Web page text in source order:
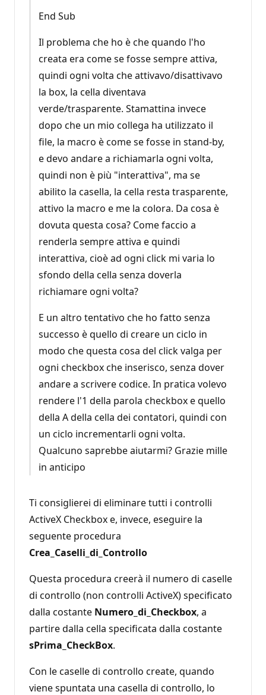
End Sub
Il problema che ho è che quando l'ho
creata era come se fosse sempre attiva,
quindi ogni volta che attivavo/disattivavo
la box, la cella diventava
verde/trasparente. Stamattina invece
dopo che un mio collega ha utilizzato il
file, la macro è come se fosse in stand-by,
e devo andare a richiamarla ogni volta,
quindi non è più "interattiva", ma se
abilito la casella, la cella resta trasparente,
attivo la macro e me la colora. Da cosa è
dovuta questa cosa? Come faccio a
renderla sempre attiva e quindi
interattiva, cioè ad ogni click mi varia lo
sfondo della cella senza doverla
richiamare ogni volta?
E un altro tentativo che ho fatto senza
successo è quello di creare un ciclo in
modo che questa cosa del click valga per
ogni checkbox che inserisco, senza dover
andare a scrivere codice. In pratica volevo
rendere l'1 della parola checkbox e quello
della A della cella dei contatori, quindi con
un ciclo incrementarli ogni volta.
Qualcuno saprebbe aiutarmi? Grazie mille
in anticipo
Ti consiglierei di eliminare tutti i controlli
ActiveX Checkbox e, invece, eseguire la
seguente procedura
Crea_Caselli_di_Controllo
Questa procedura creerà il numero di caselle
di controllo (non controlli ActiveX) specificato
dalla costante Numero_di_Checkbox, a
partire dalla cella specificata dalla costante
sPrima_CheckBox.
Con le caselle di controllo create, quando
viene spuntata una casella di controllo, lo